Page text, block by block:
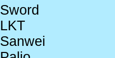
Sword
LKT
Sanwei